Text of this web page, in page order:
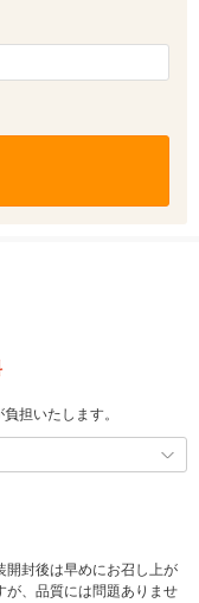
担いたします。
開封後は早めにお召し上が
が、品質には問題ありませ